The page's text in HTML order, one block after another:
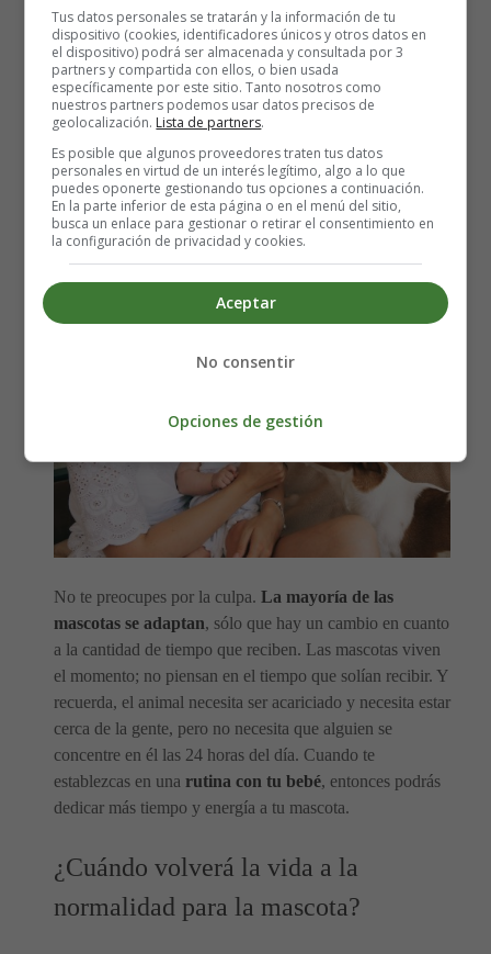
objeto o mueble del bebé está situado donde tu mascota
solía dormir? Si restableces las viejas rutinas lo mejor que
puedas o mueves las cosas del bebé a otro lugar, podrás
poner fin a los "accidentes" de la mascota.
¿Cómo evitar que te sientas culpable
por no tener ya tanto tiempo para tu
mascota?
No te preocupes por la culpa. La mayoría de las
mascotas se adaptan, sólo que hay un cambio en cuanto
a la cantidad de tiempo que reciben. Las mascotas viven
el momento; no piensan en el tiempo que solían recibir. Y
recuerda, el animal necesita ser acariciado y necesita estar
cerca de la gente, pero no necesita que alguien se
concentre en él las 24 horas del día. Cuando te
establezcas en una rutina con tu bebé, entonces podrás
dedicar más tiempo y energía a tu mascota.
¿Cuándo volverá la vida a la
normalidad para la mascota?
Tus datos personales se tratarán y la información de tu
dispositivo (cookies, identificadores únicos y otros datos en
el dispositivo) podrá ser almacenada y consultada por 3
partners y compartida con ellos, o bien usada
específicamente por este sitio. Tanto nosotros como
nuestros partners podemos usar datos precisos de
geolocalización. Lista de partners.
Es posible que algunos proveedores traten tus datos
personales en virtud de un interés legítimo, algo a lo que
puedes oponerte gestionando tus opciones a continuación.
En la parte inferior de esta página o en el menú del sitio,
busca un enlace para gestionar o retirar el consentimiento en
la configuración de privacidad y cookies.
Aceptar
No consentir
Opciones de gestión